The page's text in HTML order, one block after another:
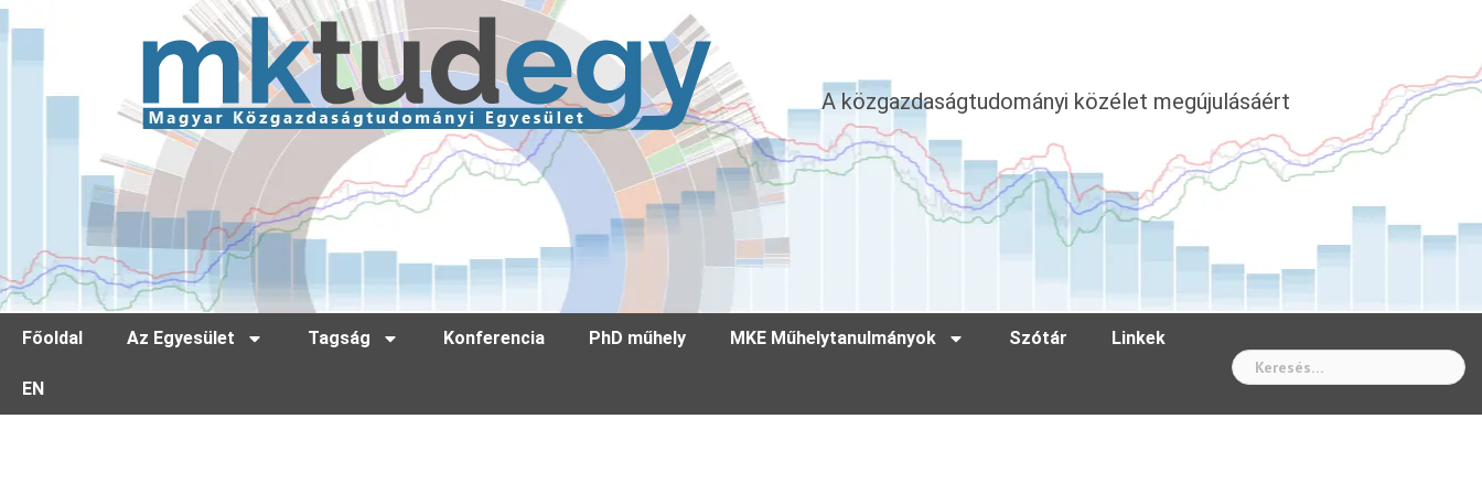
A közgazdaságtudományi közélet megújulásáért
Főoldal Az Egyesület Tagság Konferencia PhD műhely MKE Műhelytanulmányok Szótár Linkek
EN